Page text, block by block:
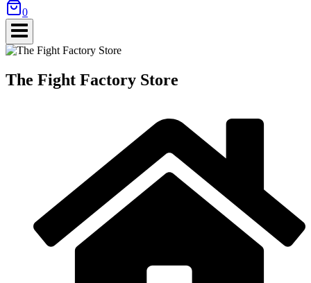
0
The Fight Factory Store